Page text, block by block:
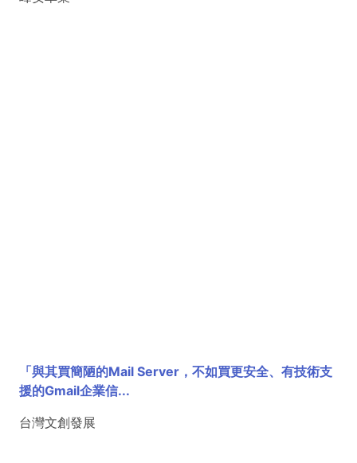
「與其買簡陋的Mail Server，不如買更安全、有技術支
援的Gmail企業信...
台灣文創發展